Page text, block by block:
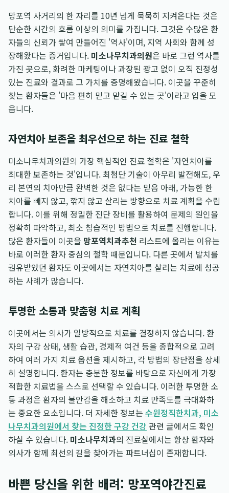
망포역 사거리의 한 자리를 10년 넘게 묵묵히 지켜온다는 것은
단순한 시간의 흐름 이상의 의미를 가집니다. 그것은 수많은 환
자들의 신뢰가 쌓여 만들어진 '역사'이며, 지역 사회와 함께 성
장해왔다는 증거입니다. 미소나무치과의원은 바로 그런 역사를
가진 곳으로, 화려한 마케팅이나 과장된 광고 없이 오직 진정성
있는 진료와 결과로 그 가치를 증명해왔습니다. 이곳을 꾸준히
찾는 환자들은 '마음 편히 믿고 맡길 수 있는 곳'이라고 입을 모
읍니다.
자연치아 보존을 최우선으로 하는 진료 철학
미소나무치과의원의 가장 핵심적인 진료 철학은 '자연치아를
최대한 보존하는 것'입니다. 최첨단 기술이 아무리 발전해도, 우
리 본연의 치아만큼 완벽한 것은 없다는 믿음 아래, 가능한 한
치아를 빼지 않고, 깎지 않고 살리는 방향으로 치료 계획을 수립
합니다. 이를 위해 정밀한 진단 장비를 활용하여 문제의 원인을
정확히 파악하고, 최소 침습적인 방법으로 치료를 진행합니다.
많은 환자들이 이곳을 망포역치과추천 리스트에 올리는 이유는
바로 이러한 환자 중심의 철학 때문입니다. 다른 곳에서 발치를
권유받았던 환자도 이곳에서는 자연치아를 살리는 치료에 성공
하는 사례가 많습니다.
투명한 소통과 맞춤형 치료 계획
이곳에서는 의사가 일방적으로 치료를 결정하지 않습니다. 환
자의 구강 상태, 생활 습관, 경제적 여건 등을 종합적으로 고려
하여 여러 가지 치료 옵션을 제시하고, 각 방법의 장단점을 상세
히 설명합니다. 환자는 충분한 정보를 바탕으로 자신에게 가장
적합한 치료법을 스스로 선택할 수 있습니다. 이러한 투명한 소
통 과정은 환자의 불안감을 해소하고 치료 만족도를 극대화하
는 중요한 요소입니다. 더 자세한 정보는 수원정직한치과, 미소
나무치과의원에서 찾는 진정한 구강 건강 관련 글에서도 확인
하실 수 있습니다. 미소나무치과의 진료실에서는 항상 환자와
의사가 함께 최선의 길을 찾아가는 파트너십이 존재합니다.
바쁜 당신을 위한 배려: 망포역야간진료